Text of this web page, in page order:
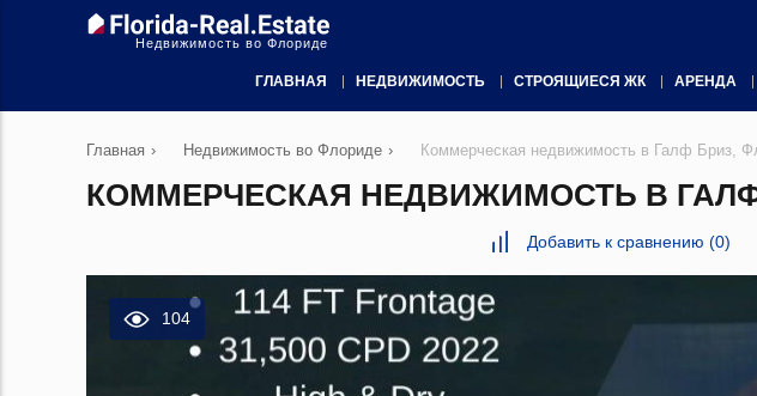
Недвижимость во Флориде
ГЛАВНАЯ НЕДВИЖИМОСТЬ СТРОЯЩИЕСЯ ЖК АРЕНДА
Главная › Недвижимость во Флориде › Коммерческая недвижимость в Галф Бриз,
КОММЕРЧЕСКАЯ НЕДВИЖИМОСТЬ В
Добавить к сравнению (0)
104